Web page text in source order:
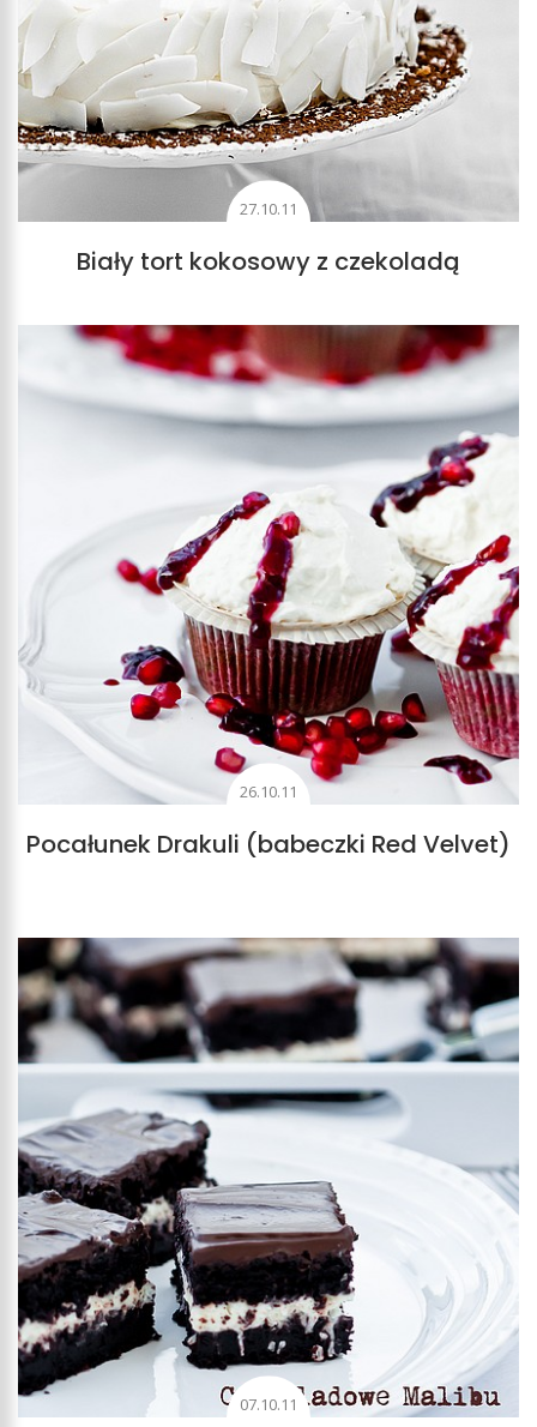
27.10.11
Biały tort kokosowy z czekoladą
26.10.11
Pocałunek Drakuli (babeczki Red Velvet)
07.10.11